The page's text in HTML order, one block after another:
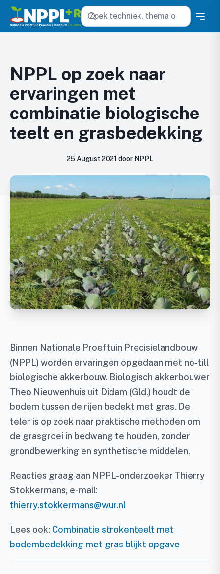
Zoeken
NPPL op zoek naar
ervaringen met
combinatie biologische
teelt en grasbedekking
25 August 2021 door NPPL
Binnen Nationale Proeftuin Precisielandbouw
(NPPL) worden ervaringen opgedaan met no-till
biologische akkerbouw. Biologisch akkerbouwer
Theo Nieuwenhuis uit Didam (Gld.) houdt de
bodem tussen de rijen bedekt met gras. De
teler is op zoek naar praktische methoden om
de grasgroei in bedwang te houden, zonder
grondbewerking en synthetische middelen.
Reacties graag aan NPPL-onderzoeker Thierry
Stokkermans, e-mail:
thierry.stokkermans@wur.nl
Lees ook: Combinatie strokenteelt met
bodembedekking met gras blijkt opgave